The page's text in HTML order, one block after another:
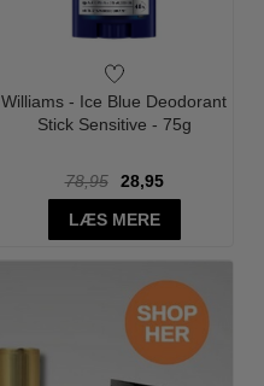
Williams - Ice Blue Deodorant
Stick Sensitive - 75g
78,95
28,95
LÆS MERE